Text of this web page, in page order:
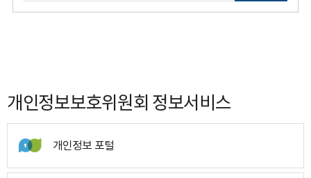
개인정보보호위원회 정보서비스
개인정보 포털